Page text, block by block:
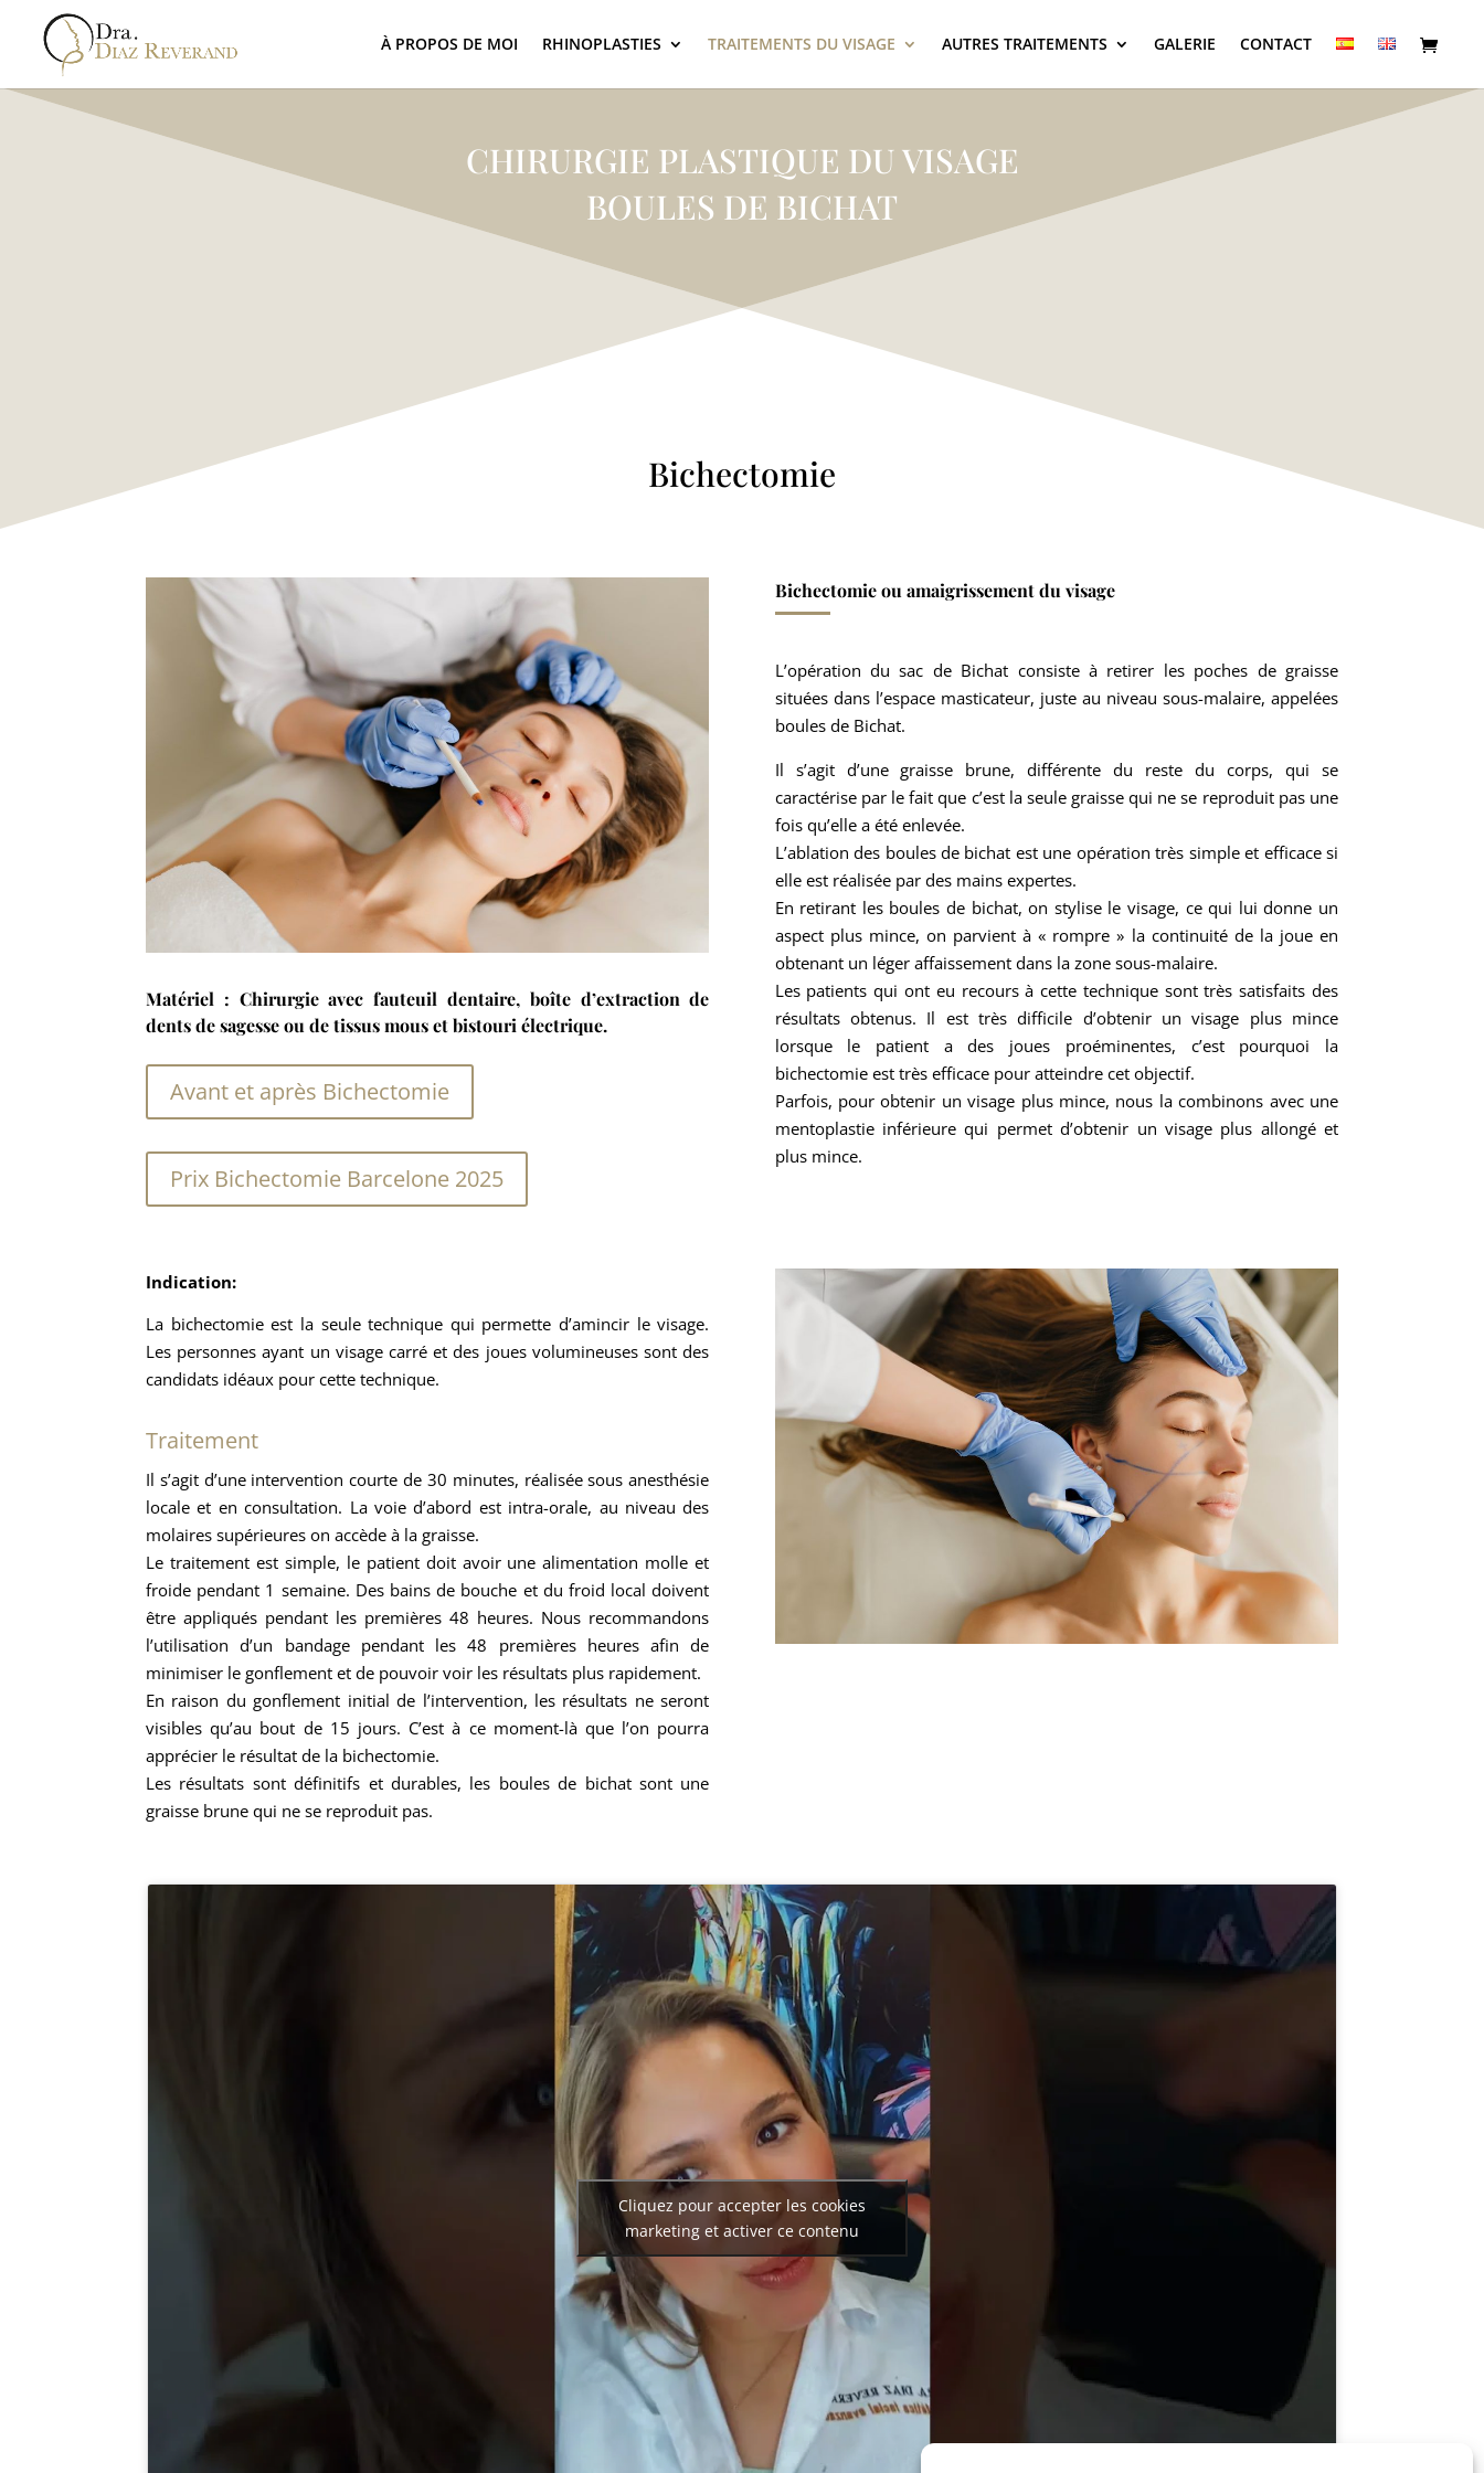
À PROPOS DE MOI RHINOPLASTIES TRAITEMENTS DU VISAGE AUTRES TRAITEMENTS GALERIE CONTACT
CHIRURGIE PLASTIQUE DU VISAGE
BOULES DE BICHAT
Bichectomie
Matériel : Chirurgie avec fauteuil dentaire, boîte d’extraction de
dents de sagesse ou de tissus mous et bistouri électrique.
Avant et après Bichectomie
Prix Bichectomie Barcelone 2025
Bichectomie ou amaigrissement du visage
L’opération du sac de Bichat consiste à retirer les poches de graisse
situées dans l’espace masticateur, juste au niveau sous-malaire, appelées
boules de Bichat.
Il s’agit d’une graisse brune, différente du reste du corps, qui se
caractérise par le fait que c’est la seule graisse qui ne se reproduit pas une
fois qu’elle a été enlevée.
L’ablation des boules de bichat est une opération très simple et efficace si
elle est réalisée par des mains expertes.
En retirant les boules de bichat, on stylise le visage, ce qui lui donne un
aspect plus mince, on parvient à « rompre » la continuité de la joue en
obtenant un léger affaissement dans la zone sous-malaire.
Les patients qui ont eu recours à cette technique sont très satisfaits des
résultats obtenus. Il est très difficile d’obtenir un visage plus mince
lorsque le patient a des joues proéminentes, c’est pourquoi la
bichectomie est très efficace pour atteindre cet objectif.
Parfois, pour obtenir un visage plus mince, nous la combinons avec une
mentoplastie inférieure qui permet d’obtenir un visage plus allongé et
plus mince.
Indication:
La bichectomie est la seule technique qui permette d’amincir le visage.
Les personnes ayant un visage carré et des joues volumineuses sont des
candidats idéaux pour cette technique.
Traitement
Il s’agit d’une intervention courte de 30 minutes, réalisée sous anesthésie
locale et en consultation. La voie d’abord est intra-orale, au niveau des
molaires supérieures on accède à la graisse.
Le traitement est simple, le patient doit avoir une alimentation molle et
froide pendant 1 semaine. Des bains de bouche et du froid local doivent
être appliqués pendant les premières 48 heures. Nous recommandons
l’utilisation d’un bandage pendant les 48 premières heures afin de
minimiser le gonflement et de pouvoir voir les résultats plus rapidement.
En raison du gonflement initial de l’intervention, les résultats ne seront
visibles qu’au bout de 15 jours. C’est à ce moment-là que l’on pourra
apprécier le résultat de la bichectomie.
Les résultats sont définitifs et durables, les boules de bichat sont une
graisse brune qui ne se reproduit pas.
Cliquez pour accepter les cookies
marketing et activer ce contenu